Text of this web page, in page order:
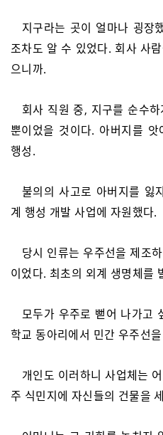
지구라는 곳이 얼마나 굉장
조차도 알 수 있었다. 회사 사
으니까.
회사 직원 중, 지구를 순수
뿐이었을 것이다. 아버지를
행성.
불의의 사고로 아버지를 잃
계 행성 개발 사업에 자원했다.
당시 인류는 우주선을 제조
이었다. 최초의 외계 생명체를
모두가 우주로 뻗어 나가고
학교 동아리에서 민간 우주선
개인도 이러하니 사업체는
주 식민지에 자신들의 건물을